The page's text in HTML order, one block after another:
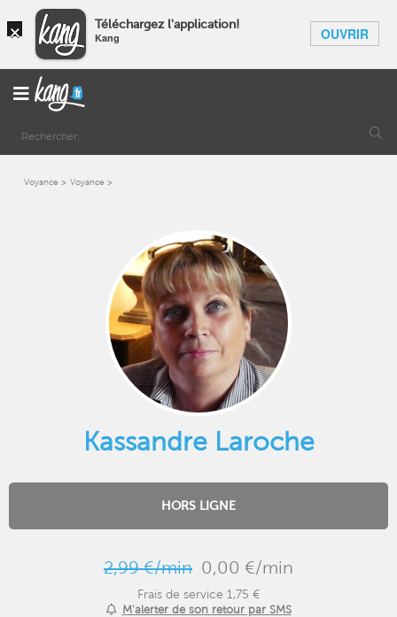
× Téléchargez l'application!
Kang OUVRIR
Voyance Voyance
Kassandre Laroche
HORS LIGNE
2,99 €/min 0,00 €/min
Frais de service 1,75 €
M'alerter de son retour par SMS